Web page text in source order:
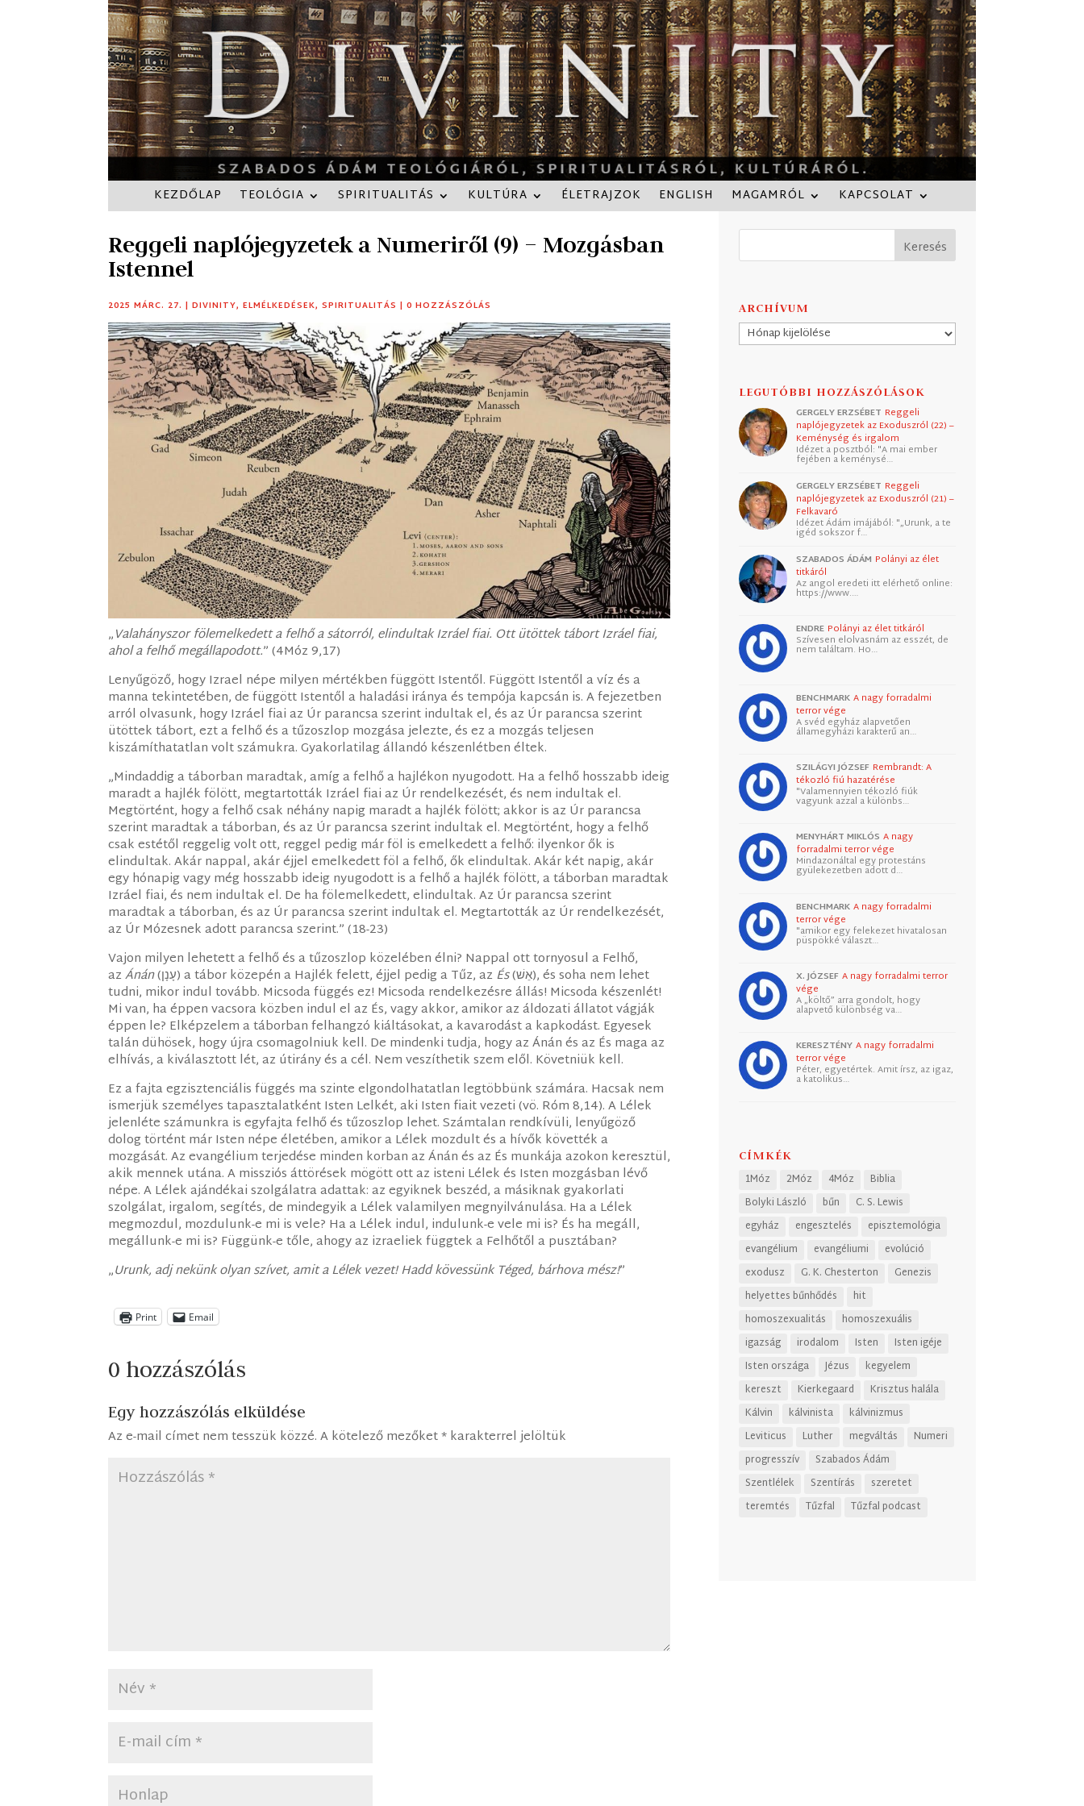
KEZDŐLAP TEOLÓGIA SPIRITUALITÁS KULTÚRA ÉLETRAJZOK ENGLISH MAGAMRÓL KAPCSOLAT
Reggeli naplójegyzetek a Numeriről (9) – Mozgásban
Istennel
2025 MÁRC. 27. |DIVINITY,ELMÉLKEDÉSEK,SPIRITUALITÁS |0 HOZZÁSZÓLÁS
„Valahányszor fölemelkedett a felhő a sátorról, elindultak Izráel fiai. Ott ütöttek tábort Izráel fiai,
ahol a felhő megállapodott.” (4Móz 9,17)
Lenyűgöző, hogy Izrael népe milyen mértékben függött Istentől. Függött Istentől a víz és a
manna tekintetében, de függött Istentől a haladási iránya és tempója kapcsán is. A fejezetben
arról olvasunk, hogy Izráel fiai az Úr parancsa szerint indultak el, és az Úr parancsa szerint
ütöttek tábort, ezt a felhő és a tűzoszlop mozgása jelezte, és ez a mozgás teljesen
kiszámíthatatlan volt számukra. Gyakorlatilag állandó készenlétben éltek.
„Mindaddig a táborban maradtak, amíg a felhő a hajlékon nyugodott. Ha a felhő hosszabb ideig
maradt a hajlék fölött, megtartották Izráel fiai az Úr rendelkezését, és nem indultak el.
Megtörtént, hogy a felhő csak néhány napig maradt a hajlék fölött; akkor is az Úr parancsa
szerint maradtak a táborban, és az Úr parancsa szerint indultak el. Megtörtént, hogy a felhő
csak estétől reggelig volt ott, reggel pedig már föl is emelkedett a felhő: ilyenkor ők is
elindultak. Akár nappal, akár éjjel emelkedett föl a felhő, ők elindultak. Akár két napig, akár
egy hónapig vagy még hosszabb ideig nyugodott is a felhő a hajlék fölött, a táborban maradtak
Izráel fiai, és nem indultak el. De ha fölemelkedett, elindultak. Az Úr parancsa szerint
maradtak a táborban, és az Úr parancsa szerint indultak el. Megtartották az Úr rendelkezését,
az Úr Mózesnek adott parancsa szerint.” (18-23)
Vajon milyen lehetett a felhő és a tűzoszlop közelében élni? Nappal ott tornyosul a Felhő,
azÁnán (עָנָן) a tábor közepén a Hajlék felett, éjjel pedig a Tűz, az És(אֵשׁ), és soha nem lehet
tudni, mikor indul tovább. Micsoda függés ez! Micsoda rendelkezésre állás! Micsoda készenlét!
Mi van, ha éppen vacsora közben indul el az És, vagy akkor, amikor az áldozati állatot vágják
éppen le? Elképzelem a táborban felhangzó kiáltásokat, a kavarodást a kapkodást. Egyesek
talán dühösek, hogy újra csomagolniuk kell. De mindenki tudja, hogy az Ánán és az És maga az
elhívás, a kiválasztott lét, az útirány és a cél. Nem veszíthetik szem elől. Követniük kell.
Ez a fajta egzisztenciális függés ma szinte elgondolhatatlan legtöbbünk számára. Hacsak nem
ismerjük személyes tapasztalatként Isten Lelkét, aki Isten fiait vezeti (vö. Róm 8,14). A Lélek
jelenléte számunkra is egyfajta felhő és tűzoszlop lehet. Számtalan rendkívüli, lenyűgöző
dolog történt már Isten népe életében, amikor a Lélek mozdult és a hívők követték a
mozgását. Az evangélium terjedése minden korban az Ánán és az És munkája azokon keresztül,
akik mennek utána. A missziós áttörések mögött ott az isteni Lélek és Isten mozgásban lévő
népe. A Lélek ajándékai szolgálatra adattak: az egyiknek beszéd, a másiknak gyakorlati
szolgálat, irgalom, segítés, de mindegyik a Lélek valamilyen megnyilvánulása. Ha a Lélek
megmozdul, mozdulunk-e mi is vele? Ha a Lélek indul, indulunk-e vele mi is? És ha megáll,
megállunk-e mi is? Függünk-e tőle, ahogy az izraeliek függtek a Felhőtől a pusztában?
„Urunk, adj nekünk olyan szívet, amit a Lélek vezet! Hadd kövessünk Téged, bárhova mész!”
Print Email
0 hozzászólás
Egy hozzászólás elküldése
Az e-mail címet nem tesszük közzé. A kötelező mezőket*karakterrel jelöltük
ARCHÍVUM
Archívum
LEGUTÓBBI HOZZÁSZÓLÁSOK
GERGELY ERZSÉBET Reggeli
naplójegyzetek az Exoduszról (22) –
Keménység és irgalom
Idézet a posztból: "A mai ember
fejében a keménysé…
GERGELY ERZSÉBET Reggeli
naplójegyzetek az Exoduszról (21) –
Felkavaró
Idézet Ádám imájából: "„Urunk, a te
igéd sokszor f…
SZABADOS ÁDÁM Polányi az élet
titkáról
Az angol eredeti itt elérhető online:
https://www.…
ENDRE Polányi az élet titkáról
Szívesen elolvasnám az esszét, de
nem találtam. Ho…
BENCHMARK A nagy forradalmi
terror vége
A svéd egyház alapvetően
államegyházi karakterű an…
SZILÁGYI JÓZSEF Rembrandt: A
tékozló fiú hazatérése
"Valamennyien tékozló fiúk
vagyunk azzal a különbs…
MENYHÁRT MIKLÓS A nagy
forradalmi terror vége
Mindazonáltal egy protestáns
gyülekezetben adott d…
BENCHMARK A nagy forradalmi
terror vége
"amikor egy felekezet hivatalosan
püspökké választ…
X. JÓZSEF A nagy forradalmi terror
vége
A „költő” arra gondolt, hogy
alapvető különbség va…
KERESZTÉNY A nagy forradalmi
terror vége
Péter, egyetértek. Amit írsz, az igaz,
a katolikus…
CÍMKÉK
1Móz 2Móz 4Móz
Biblia
Bolyki László
bűn
C. S. Lewis
egyház
engesztelés
episztemológia
evangélium
evangéliumi
evolúció
exodusz
G. K. Chesterton
Genezis
helyettes bűnhődés
hit
homoszexualitás
homoszexuális
igazság
irodalom Isten
Isten igéje
Isten országa
Jézus
kegyelem
kereszt
Kierkegaard
Krisztus halála
Kálvin
kálvinista
kálvinizmus
Leviticus
Luther megváltás
Numeri
progresszív
Szabados Ádám
Szentlélek
Szentírás
szeretet
teremtés
Tűzfal Tűzfal podcast